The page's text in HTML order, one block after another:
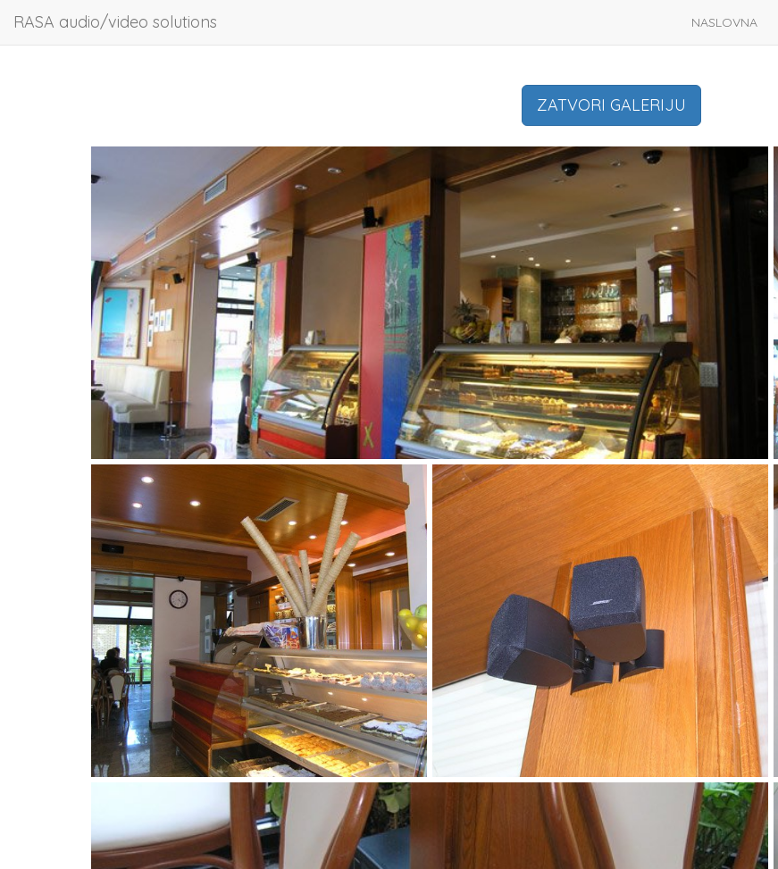
RASA audio/video solutions NASLOVNA
ZATVORI GALERIJU